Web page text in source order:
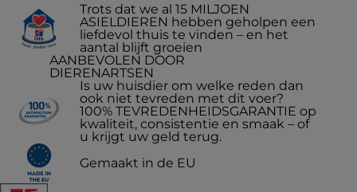
Trots dat we al 15 MILJOEN
ASIELDIEREN hebben geholpen een
liefdevol thuis te vinden – en het
aantal blijft groeien
AANBEVOLEN DOOR
DIERENARTSEN
Is uw huisdier om welke reden dan
ook niet tevreden met dit voer?
100% TEVREDENHEIDSGARANTIE op
kwaliteit, consistentie en smaak – of
u krijgt uw geld terug.
Gemaakt in de EU